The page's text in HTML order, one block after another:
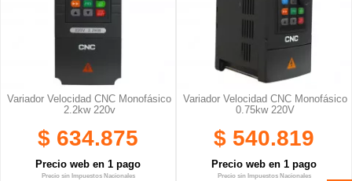
Variador Velocidad CNC Monofásico
2.2kw 220v
$ 634.875
Precio web en 1 pago
Precio sin Impuestos Nacionales
Variador Velocidad CNC Monofásico
0.75kw 220V
$ 540.819
Precio web en 1 pago
Precio sin Impuestos Nacionales